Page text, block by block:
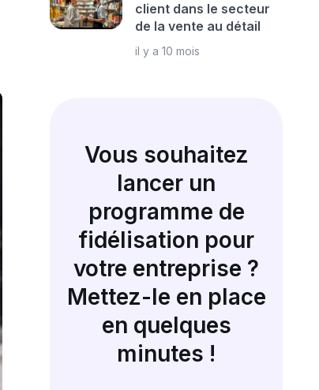
client dans le secteur
de la vente au détail
il y a 10 mois
Vous souhaitez
lancer un
programme de
fidélisation pour
votre entreprise ?
Mettez-le en place
en quelques
minutes !